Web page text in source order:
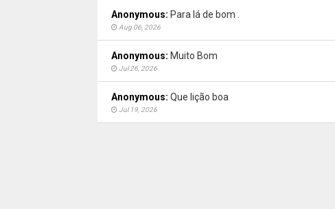
Anonymous: Para lá de bom .
Aug 06, 2026
Anonymous: Muito Bom
Jul 26, 2026
Anonymous: Que lição boa
Jul 19, 2026